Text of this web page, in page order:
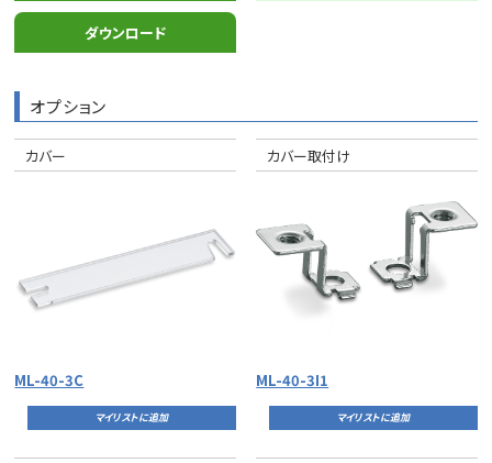
ダウンロード
オプション
カバー
ML-40-3C
マイリストに追加
カバー取付け
ML-40-3I1
マイリストに追加